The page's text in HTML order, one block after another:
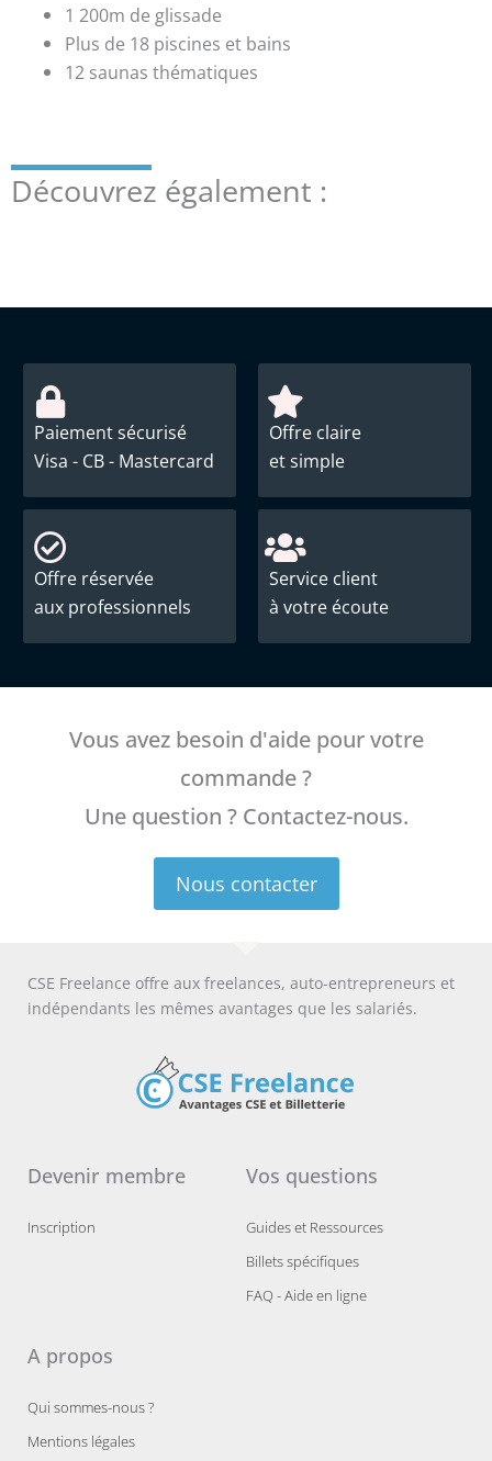
1 200m de glissade
Plus de 18 piscines et bains
12 saunas thématiques
Découvrez également :
Paiement sécurisé
Visa - CB - Mastercard
Offre claire
et simple
Offre réservée
aux professionnels
Service client
à votre écoute
Vous avez besoin d'aide pour votre
commande ?
Une question ? Contactez-nous.
Nous contacter
CSE Freelance offre aux freelances, auto-entrepreneurs et
indépendants les mêmes avantages que les salariés.
Devenir membre
Inscription
Vos questions
Guides et Ressources
Billets spécifiques
FAQ - Aide en ligne
A propos
Qui sommes-nous ?
Mentions légales